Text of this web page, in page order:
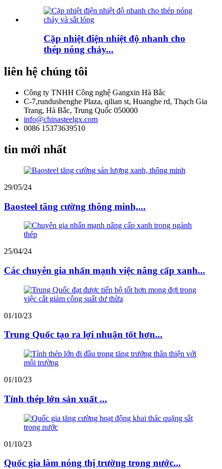
Cặp nhiệt điện nhiệt độ nhanh cho
thép nóng chảy...
liên hệ chúng tôi
Công ty TNHH Công nghệ Gangxin Hà Bắc
C-7,rundushenghe Plaza, qilian st, Huanghe rd, Thạch Gia
Trang, Hà Bắc, Trung Quốc 050000
info@chinasteelgx.com
0086 15373639510
tin mới nhất
29/05/24
Baosteel tăng cường thông minh,...
25/04/24
Các chuyên gia nhấn mạnh việc nâng cấp xanh...
01/10/23
Trung Quốc tạo ra lợi nhuận tốt hơn...
01/10/23
Tỉnh thép lớn sản xuất ...
01/10/23
Quốc gia làm nóng thị trường trong nước...